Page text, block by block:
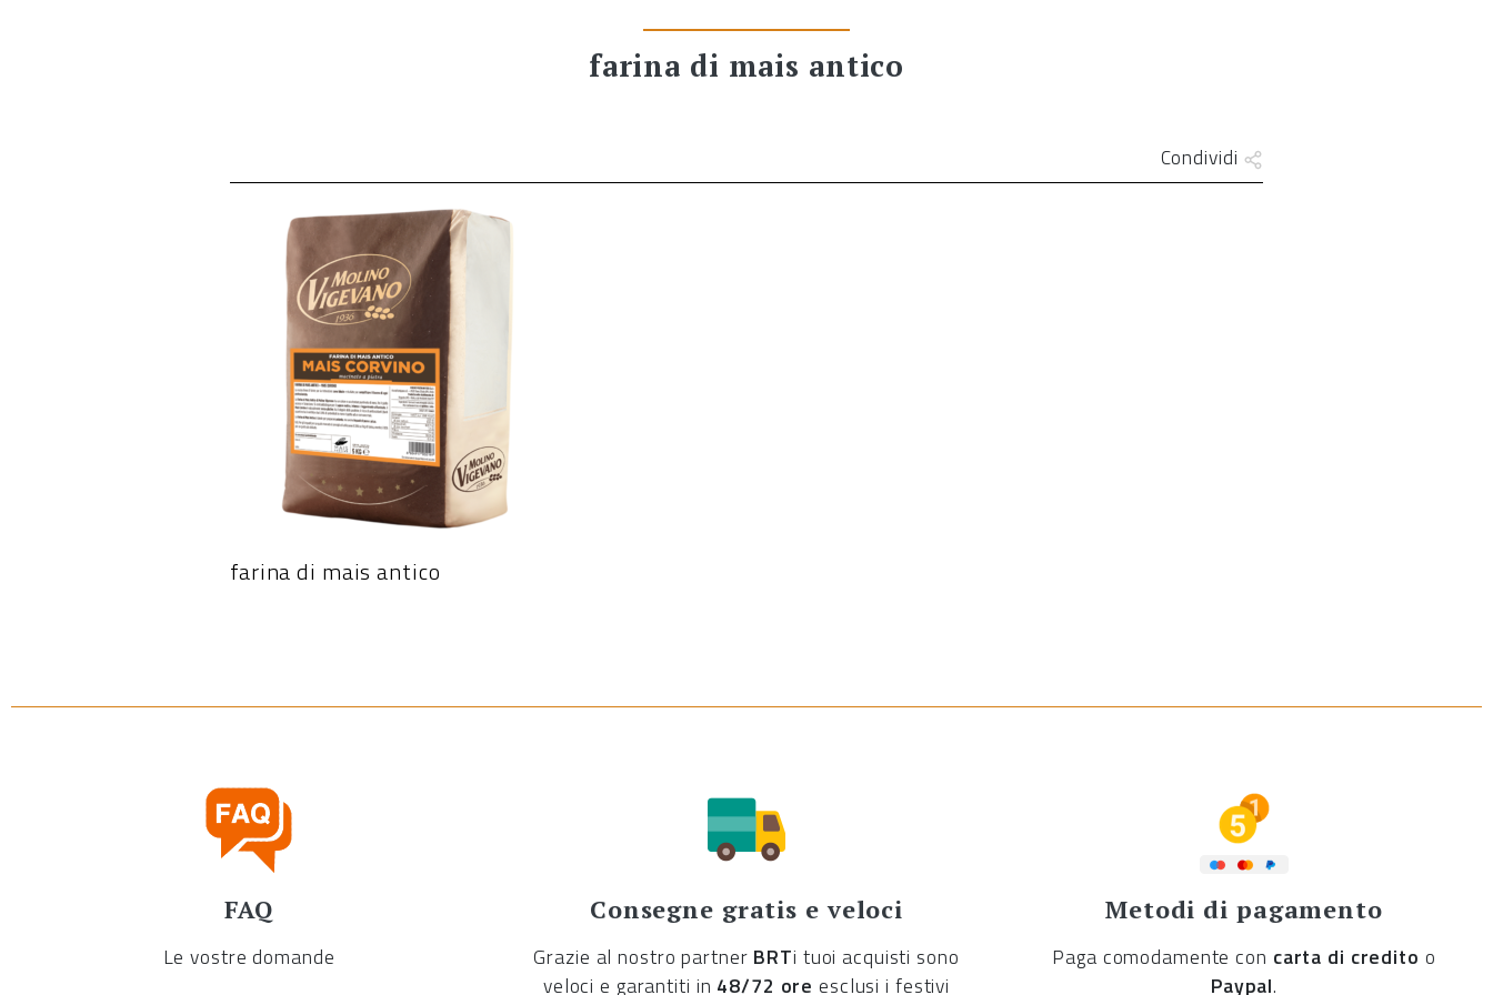
farina di mais antico
Condividi
farina di mais antico
FAQ
Le vostre domande
Consegne gratis e veloci
Grazie al nostro partner BRTi tuoi acquisti sono
veloci e garantiti in 48/72 ore esclusi i festivi
Metodi di pagamento
Paga comodamente con carta di credito o
Paypal.